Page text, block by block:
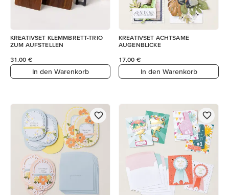
KREATIVSET KLEMMBRETT-TRIO
ZUM AUFSTELLEN
31,00 €
In den Warenkorb
KREATIVSET ACHTSAME
AUGENBLICKE
17,00 €
In den Warenkorb